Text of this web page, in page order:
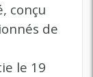
conçu
de
le 19